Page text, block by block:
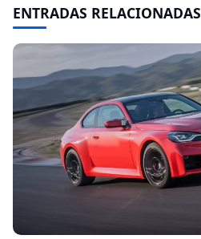
ENTRADAS RELACIONADAS